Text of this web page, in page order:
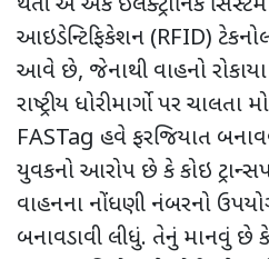
આઇડેન્ટિફિકેશન (RFID)
આવે છે, જેનાથી વાહનો
રાષ્ટ્રીય ધોરીમાર્ગો પર ચાલતા
FASTag હવે ફરજિયાત
યુવકનો આરોપ છે કે કોઇ
વાહનના નોંધણી નંબરનો
બનાવડાવી લીધું. તેનું માનવું